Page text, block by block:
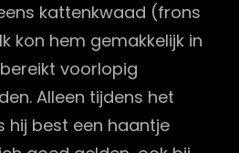
kattenkwaad (frons
kon hem gemakkelijk in
voorlopig
Alleen tijdens het
hij best een haantje